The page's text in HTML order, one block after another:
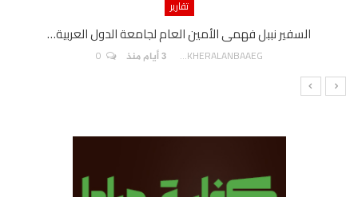
تقارير
السفير نببل فهمى الأمين العام لجامعة الدول العربية…
AKHERALANBAAEG 3 أيام منذ